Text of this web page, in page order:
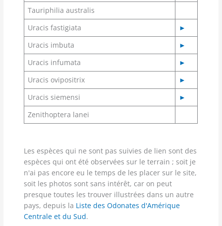
Tauriphilia australis
Uracis fastigiata
►
Uracis imbuta
►
Uracis infumata
►
Uracis ovipositrix
►
Uracis siemensi
►
Zenithoptera lanei
Les espèces qui ne sont pas suivies de lien sont des
espèces qui ont été observées sur le terrain ; soit je
n'ai pas encore eu le temps de les placer sur le site,
soit les photos sont sans intérêt, car on peut
presque toutes les trouver illustrées dans un autre
pays, depuis la Liste des Odonates d'Amérique
Centrale et du Sud.